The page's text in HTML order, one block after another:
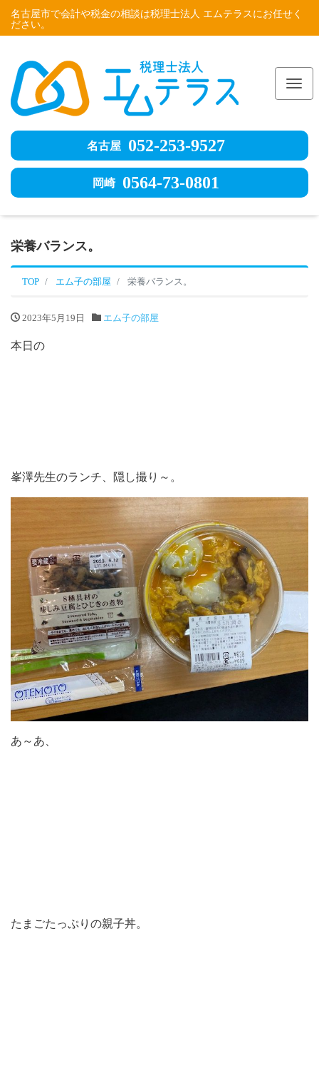
名古屋市で会計や税金の相談は税理士法人 エムテラスにお任せく
ださい。
名古屋 052-253-9527
岡崎 0564-73-0801
栄養バランス。
TOP エム子の部屋 栄養バランス。
2023年5月19日 エム子の部屋
本日の
峯澤先生のランチ、隠し撮り～。
あ～あ、
たまごたっぷりの親子丼。